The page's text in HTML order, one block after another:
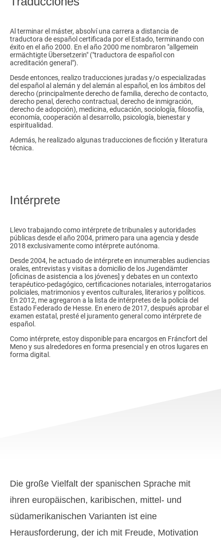
Al terminar el máster, absolví una carrera a distancia de
traductora de español certificada por el Estado, terminando con
éxito en el año 2000. En el año 2000 me nombraron "allgemein
ermächtigte Übersetzerin" ("traductora de español con
acreditación general").
Desde entonces, realizo traducciones juradas y/o especializadas
del español al alemán y del alemán al español, en los ámbitos del
derecho (principalmente derecho de familia, derecho de contacto,
derecho penal, derecho contractual, derecho de inmigración,
derecho de adopción), medicina, educación, sociología, filosofía,
economía, cooperación al desarrollo, psicología, bienestar y
espiritualidad.
Además, he realizado algunas traducciones de ficción y literatura
técnica.
Intérprete
Llevo trabajando como intérprete de tribunales y autoridades
públicas desde el año 2004, primero para una agencia y desde
2018 exclusivamente como intérprete autónoma.
Desde 2004, he actuado de intérprete en innumerables audiencias
orales, entrevistas y visitas a domicilio de los Jugendämter
[oficinas de asistencia a los jóvenes] y debates en un contexto
terapéutico-pedagógico, certificaciones notariales, interrogatarios
policiales, matrimonios y eventos culturales, literarios y políticos.
En 2012, me agregaron a la lista de intérpretes de la policía del
Estado Federado de Hesse. En enero de 2017, después aprobar el
examen estatal, presté el juramento general como intérprete de
español.
Como intérprete, estoy disponible para encargos en Fráncfort del
Meno y sus alrededores en forma presencial y en otros lugares en
forma digital.
Die große Vielfalt der spanischen Sprache mit
ihren europäischen, karibischen, mittel- und
südamerikanischen Varianten ist eine
Herausforderung, der ich mit Freude, Motivation